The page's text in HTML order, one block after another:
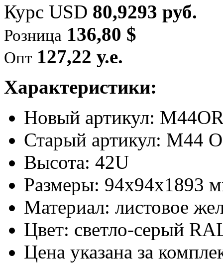
Курс USD 80,9293 руб.
Розница 136,80 $
Опт 127,22 у.е.
Характеристики:
Новый артикул:
Старый артикул: M44
Высота: 42U
Размеры: 94х94x1893
Материал: листовое
Цвет: светло-серый
Цена указана за